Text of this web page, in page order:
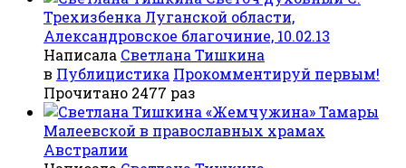
Трехизбенка Луганской области,
Александровское благочиние, 10.02.13
Написала Светлана Тишкина
в Публицистика Прокомментируй первым!
Прочитано 2477 раз
«Жемчужина» Тамары
Малеевской в православных храмах
Австралии